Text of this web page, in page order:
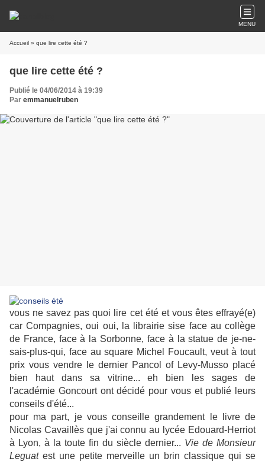
MENU
Accueil » que lire cette été ?
que lire cette été ?
Publié le 04/06/2014 à 19:39
Par emmanuelruben
vous ne savez pas quoi lire cet été et vous êtes effrayé(e)
car Compagnies, oui oui, la librairie sise face au collège
de France, face à la Sorbonne, face à la statue de je-ne-
sais-plus-qui, face au square Michel Foucault, veut à tout
prix vous vendre le dernier Pancol of Levy-Musso placé
bien haut dans sa vitrine... eh bien les sages de
l'académie Goncourt ont décidé pour vous et publié leurs
conseils d'été...
pour ma part, je vous conseille grandement le livre de
Nicolas Cavaillès que j'ai connu au lycée Edouard-Herriot
à Lyon, à la toute fin du siècle dernier... Vie de Monsieur
Leguatest une petite merveille un brin classique qui se